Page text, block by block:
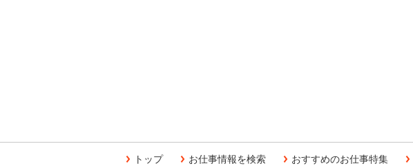
トップ お仕事情報を検索 おすすめのお仕事特集